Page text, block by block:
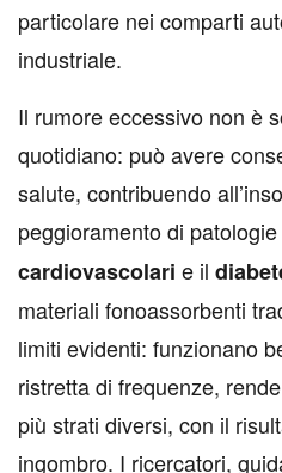
particolare nei comparti
industriale.
Il rumore eccessivo non è
quotidiano: può avere
salute, contribuendo
peggioramento di
cardiovascolari e il
materiali fonoassorbenti
limiti evidenti: funzionano
ristretta di frequenze,
più strati diversi, con il
ingombro. I ricercatori,